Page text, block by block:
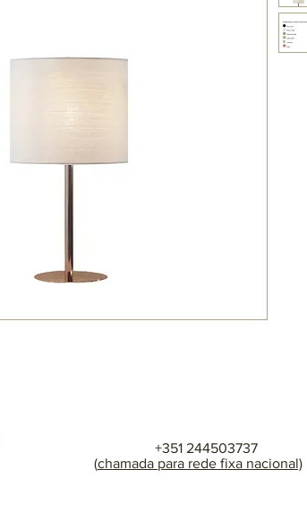
+351 244503737
(chamada para rede fixa nacional)